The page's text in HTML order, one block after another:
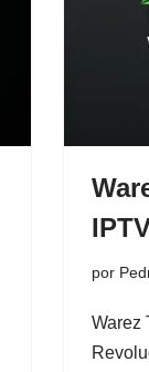
por
Warez